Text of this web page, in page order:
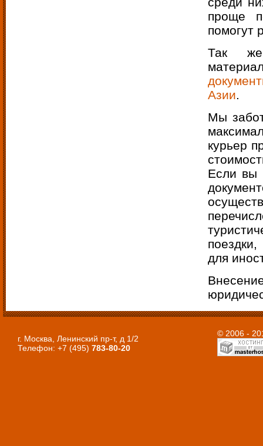
проще
помогут
Так же
Азии.
Мы
курьер
Если вы
для
г. Москва, Ленинский пр-т, д 1/2
Телефон: +7 (495) 783-80-20
© 2006 -